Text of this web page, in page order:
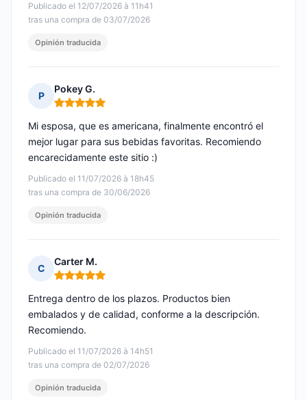
Publicado el 12/07/2026 à 11h41
tras una compra de 03/07/2026
Opinión traducida
P
Pokey G.
Nota: 5 de 5
Publicado el 11/07/2026 à 18h45
tras una compra de 30/06/2026
Mi esposa, que es americana, finalmente encontró el
mejor lugar para sus bebidas favoritas. Recomiendo
encarecidamente este sitio :)
Opinión traducida
C
Carter M.
Nota: 5 de 5
Publicado el 11/07/2026 à 14h51
tras una compra de 02/07/2026
Entrega dentro de los plazos. Productos bien
embalados y de calidad, conforme a la descripción.
Recomiendo.
Opinión traducida